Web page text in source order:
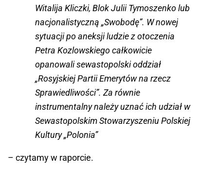
Witalija Kliczki, Blok Julii Tymoszenko lub
nacjonalistyczną „Swobodę”. W nowej
sytuacji po aneksji ludzie z otoczenia
Petra Kozlowskiego całkowicie
opanowali sewastopolski oddział
„Rosyjskiej Partii Emerytów na rzecz
Sprawiedliwości”. Za równie
instrumentalny należy uznać ich udział w
Sewastopolskim Stowarzyszeniu Polskiej
Kultury „Polonia”
– czytamy w raporcie.